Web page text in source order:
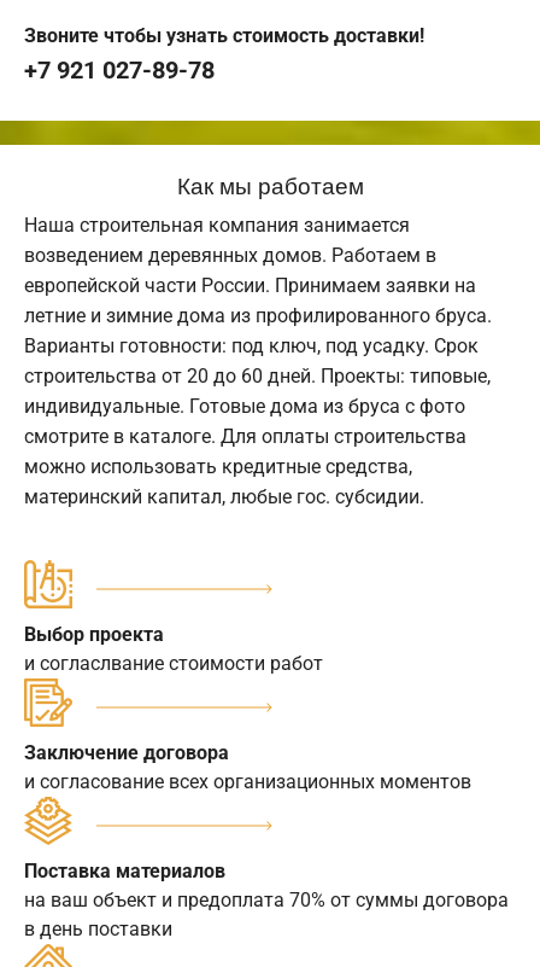
Звоните чтобы узнать стоимость доставки!
+7 921 027-89-78
Как мы работаем
Наша строительная компания занимается
возведением деревянных домов. Работаем в
европейской части России. Принимаем заявки на
летние и зимние дома из профилированного бруса.
Варианты готовности: под ключ, под усадку. Срок
строительства от 20 до 60 дней. Проекты: типовые,
индивидуальные. Готовые дома из бруса с фото
смотрите в каталоге. Для оплаты строительства
можно использовать кредитные средства,
материнский капитал, любые гос. субсидии.
Выбор проекта
и согласлвание стоимости работ
Заключение договора
и согласование всех организационных моментов
Поставка материалов
на ваш объект и предоплата 70% от суммы договора
в день поставки